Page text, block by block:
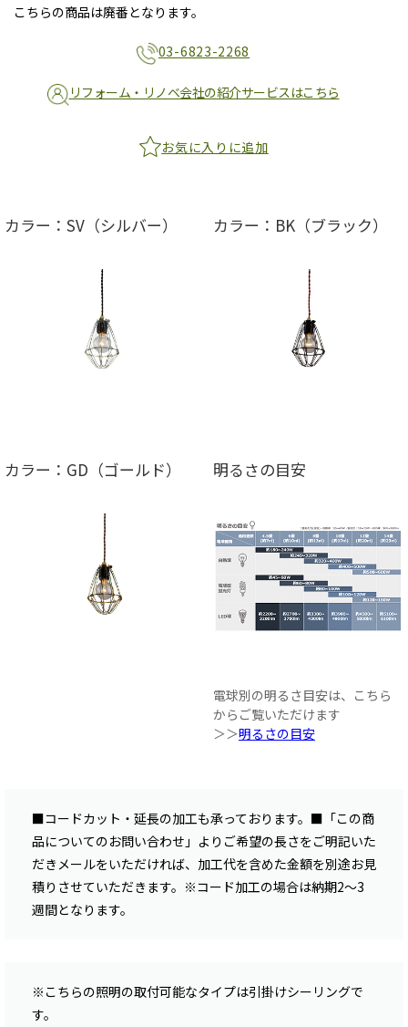
こちらの商品は廃番となります。
03-6823-2268
リフォーム・リノベ会社の紹介サービスはこちら
お気に入りに追加
カラー：SV（シルバー） カラー：BK（ブラック）
カラー：GD（ゴールド） 明るさの目安
電球別の明るさ目安は、こちら
からご覧いただけます
＞＞明るさの目安
■コードカット・延長の加工も承っております。■「この商
品についてのお問い合わせ」よりご希望の長さをご明記いた
だきメールをいただければ、加工代を含めた金額を別途お見
積りさせていただきます。※コード加工の場合は納期2〜3
週間となります。
※こちらの照明の取付可能なタイプは引掛けシーリングで
す。